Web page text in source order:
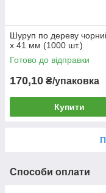
Шуруп по дереву
х 41 мм (1000 шт.)
Готово до відправки
170,10 ₴/упаковка
Купити
Способи оплати